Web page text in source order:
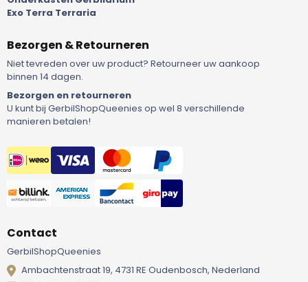
Exo Terra Terraria
Bezorgen & Retourneren
Niet tevreden over uw product? Retourneer uw aankoop
binnen 14 dagen.
Bezorgen en retourneren
U kunt bij GerbilShopQueenies op wel 8 verschillende
manieren betalen!
Contact
GerbilShopQueenies
Ambachtenstraat 19, 4731 RE Oudenbosch, Nederland